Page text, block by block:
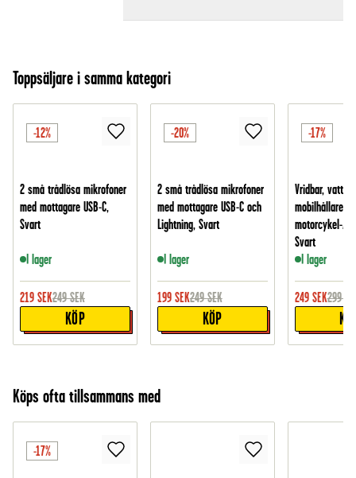
Toppsäljare i samma kategori
-12%
2 små trådlösa mikrofoner
med mottagare USB-C,
Svart
I lager
219 SEK249 SEK
KÖP
-20%
2 små trådlösa mikrofoner
med mottagare USB-C och
Lightning, Svart
I lager
199 SEK249 SEK
KÖP
-17%
Vridbar,
mobilhållare
motorcykel-/
Svart
I lager
249 SEK299
Köps ofta tillsammans med
-17%